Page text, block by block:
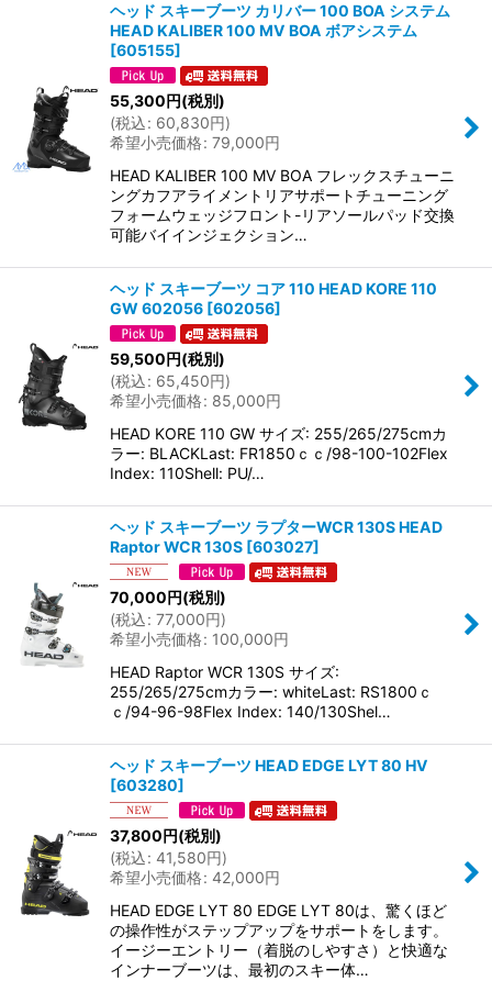
ヘッド スキーブーツ カリバー 100 BOA システム
HEAD KALIBER 100 MV BOA ボアシステム
[605155]
55,300円(税別)
(税込: 60,830円)
希望小売価格: 79,000円
HEAD KALIBER 100 MV BOA フレックスチューニ
ングカフアライメントリアサポートチューニング
フォームウェッジフロント-リアソールパッド交換
可能バイインジェクション…
ヘッド スキーブーツ コア 110 HEAD KORE 110
GW 602056 [602056]
59,500円(税別)
(税込: 65,450円)
希望小売価格: 85,000円
HEAD KORE 110 GW サイズ: 255/265/275cmカ
ラー: BLACKLast: FR1850ｃｃ/98-100-102Flex
Index: 110Shell: PU/…
ヘッド スキーブーツ ラプターWCR 130S HEAD
Raptor WCR 130S [603027]
70,000円(税別)
(税込: 77,000円)
希望小売価格: 100,000円
HEAD Raptor WCR 130S サイズ:
255/265/275cmカラー: whiteLast: RS1800ｃ
ｃ/94-96-98Flex Index: 140/130Shel…
ヘッド スキーブーツ HEAD EDGE LYT 80 HV
[603280]
37,800円(税別)
(税込: 41,580円)
希望小売価格: 42,000円
HEAD EDGE LYT 80 EDGE LYT 80は、驚くほど
の操作性がステップアップをサポートをします。
イージーエントリー（着脱のしやすさ）と快適な
インナーブーツは、最初のスキー体…